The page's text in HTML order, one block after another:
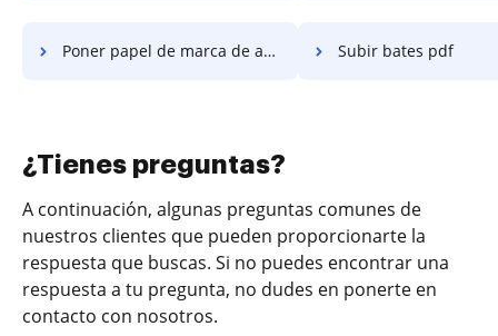
Poner papel de marca de agua Subir bates pdf
¿Tienes preguntas?
A continuación, algunas preguntas comunes de
nuestros clientes que pueden proporcionarte la
respuesta que buscas. Si no puedes encontrar una
respuesta a tu pregunta, no dudes en ponerte en
contacto con nosotros.